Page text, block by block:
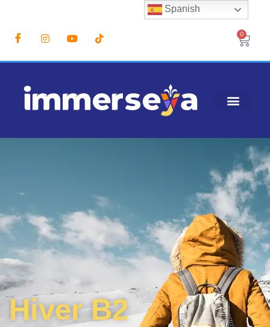
0
Hiver B2
Spanish